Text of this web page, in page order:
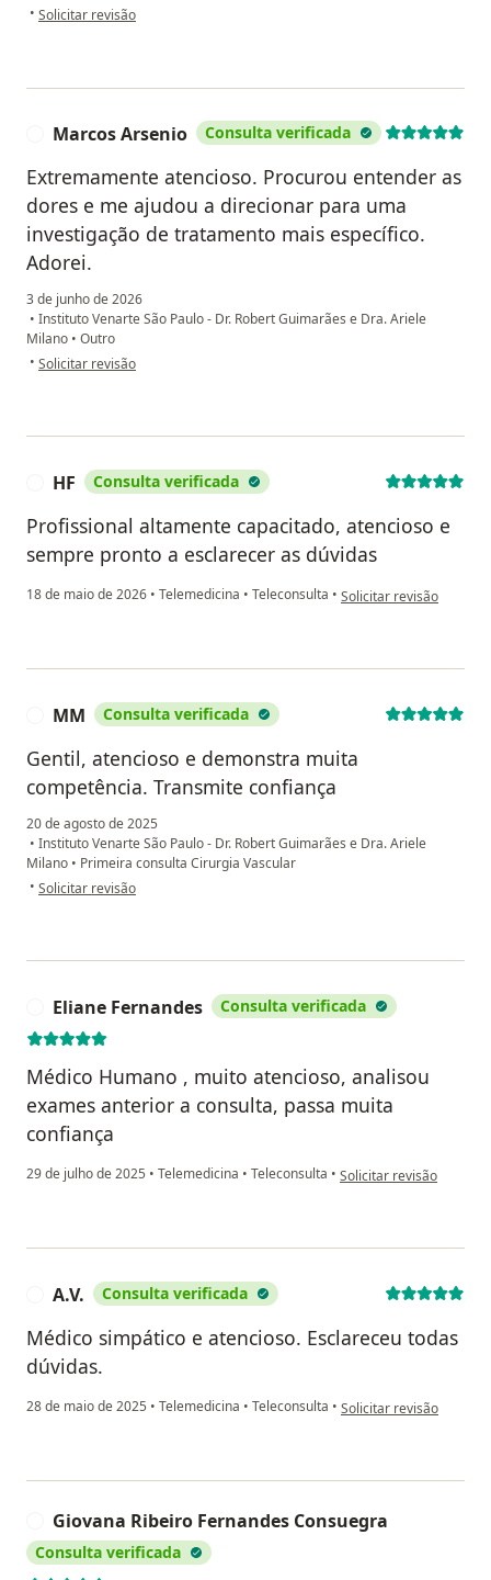
• na opinião do utilizador SRKAR
Solicitar revisão
Marcos Arsenio Consulta verificada
Extremamente atencioso. Procurou entender as
dores e me ajudou a direcionar para uma
investigação de tratamento mais específico.
Adorei.
3 de junho de 2026
• Instituto Venarte São Paulo - Dr. Robert Guimarães e Dra. Ariele
Milano • Outro
• na opinião do utilizador Marcos Arsenio
Solicitar revisão
HF Consulta verificada
Profissional altamente capacitado, atencioso e
sempre pronto a esclarecer as dúvidas
18 de maio de 2026 • Telemedicina • Teleconsulta • na opinião do utilizador
Solicitar revisão
MM Consulta verificada
Gentil, atencioso e demonstra muita
competência. Transmite confiança
20 de agosto de 2025
• Instituto Venarte São Paulo - Dr. Robert Guimarães e Dra. Ariele
Milano • Primeira consulta Cirurgia Vascular
• na opinião do utilizador MM
Solicitar revisão
Eliane Fernandes Consulta verificada
Médico Humano , muito atencioso, analisou
exames anterior a consulta, passa muita
confiança
29 de julho de 2025 • Telemedicina • Teleconsulta • na opinião do utilizador
Solicitar revisão
A.V. Consulta verificada
Médico simpático e atencioso. Esclareceu todas
dúvidas.
28 de maio de 2025 • Telemedicina • Teleconsulta • na opinião do utilizador
Solicitar revisão
Giovana Ribeiro Fernandes Consuegra
Consulta verificada